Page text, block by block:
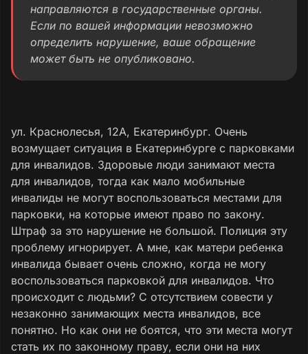
направляются в государственные органы.
Если по вашей информации невозможно
определить нарушение, ваше обращение
может быть не опубликовано.
ул. Краснолесья, 12А, Екатеринбург. Очень
возмущает ситуация в Екатеринбурге с парковками
для инвалидов. Здоровые люди занимают места
для инвалидов, тогда как мало мобильные
инвалиды не могут воспользоваться местами для
парковки, на которые имеют право по закону.
Штраф за это нарушение не большой. Полиция эту
проблему игнорирует. А мне, как матери ребенка
инвалида бывает очень сложно, когда не могу
воспользоваться парковкой для инвалидов. Что
происходит с людьми? С отсутствием совести у
незаконно занимающих места инвалидов, все
понятно. Но как они не боятся, что эти места могут
стать их по законному праву, если они на них